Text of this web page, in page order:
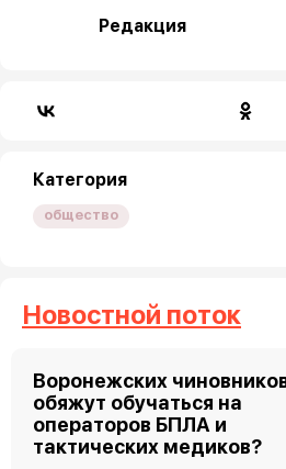
Редакция
Категория
общество
Новостной поток
Воронежских
обяжут обучаться на
операторов БПЛА и
тактических медиков?